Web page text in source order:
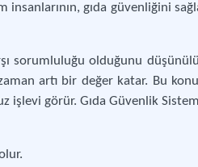
gıda güvenliğini
sorumluluğu olduğunu
artı bir değer katar. Bu
işlevi görür. Gıda Güvenlik